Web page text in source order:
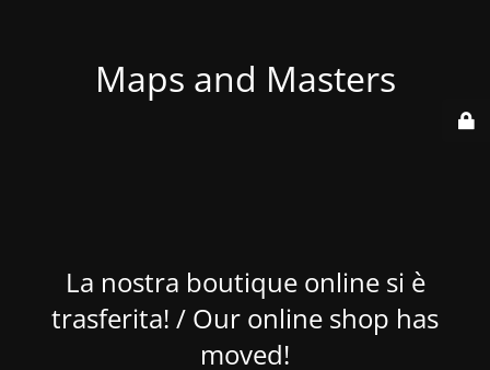
Maps and Masters
La nostra boutique online si è
trasferita! / Our online shop has
moved!